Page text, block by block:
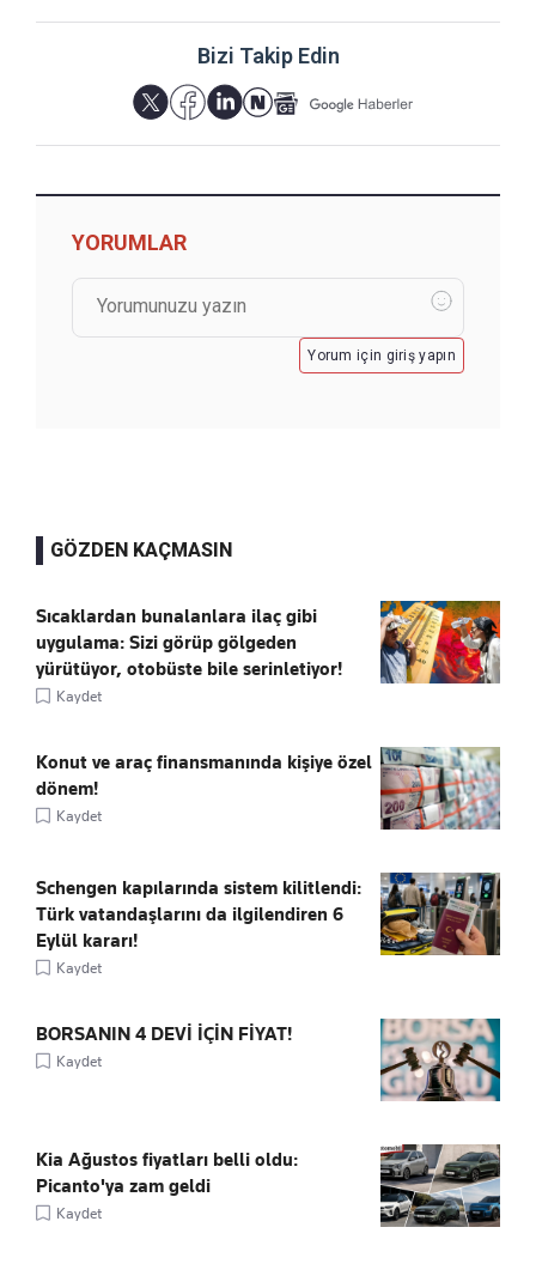
Bizi Takip Edin
YORUMLAR
Yorum için giriş yapın
GÖZDEN KAÇMASIN
Sıcaklardan bunalanlara ilaç gibi
uygulama: Sizi görüp gölgeden
yürütüyor, otobüste bile serinletiyor!
Kaydet
Konut ve araç finansmanında kişiye özel
dönem!
Kaydet
Schengen kapılarında sistem kilitlendi:
Türk vatandaşlarını da ilgilendiren 6
Eylül kararı!
Kaydet
BORSANIN 4 DEVİ İÇİN FİYAT!
Kaydet
Kia Ağustos fiyatları belli oldu:
Picanto'ya zam geldi
Kaydet